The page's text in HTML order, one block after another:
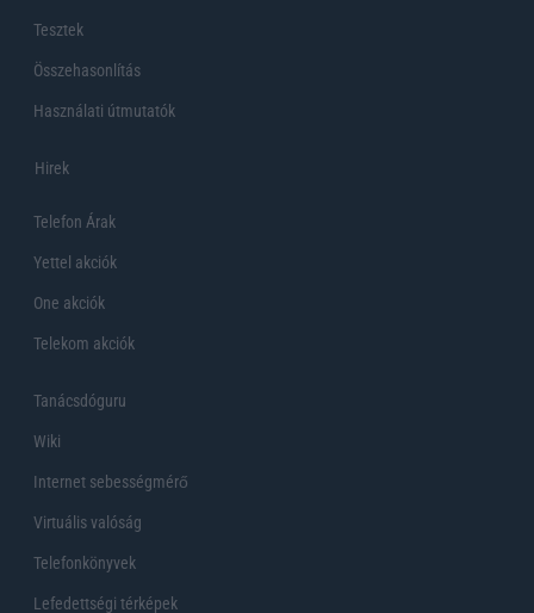
Tesztek
Összehasonlítás
Használati útmutatók
Hirek
Telefon Árak
Yettel akciók
One akciók
Telekom akciók
Tanácsdóguru
Wiki
Internet sebességmérő
Virtuális valóság
Telefonkönyvek
Lefedettségi térképek